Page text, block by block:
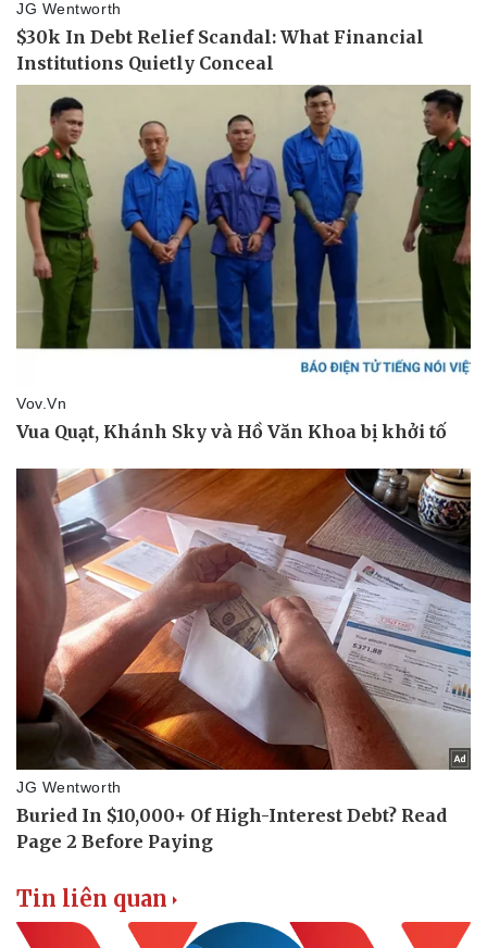
Pháp luật
Vụ án
Tư vấn luật
Quân sự - Quốc phòng
Việt Nam
Phân tích
Tin liên quan